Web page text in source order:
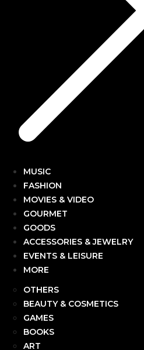
MUSIC
FASHION
MOVIES & VIDEO
GOURMET
GOODS
ACCESSORIES & JEWELRY
EVENTS & LEISURE
MORE
OTHERS
BEAUTY & COSMETICS
GAMES
BOOKS
ART